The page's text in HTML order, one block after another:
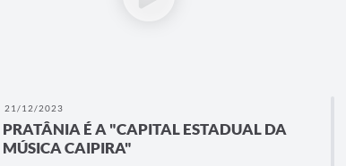
21/12/2023
PRATÂNIA É A "CAPITAL ESTADUAL DA
MÚSICA CAIPIRA"